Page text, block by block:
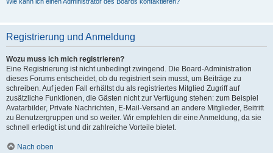
Registrierung und Anmeldung
Wozu muss ich mich registrieren?
Eine Registrierung ist nicht unbedingt zwingend. Die Board-Administration
dieses Forums entscheidet, ob du registriert sein musst, um Beiträge zu
schreiben. Auf jeden Fall erhältst du als registriertes Mitglied Zugriff auf
zusätzliche Funktionen, die Gästen nicht zur Verfügung stehen: zum Beispiel
Avatarbilder, Private Nachrichten, E-Mail-Versand an andere Mitglieder, Beitritt
zu Benutzergruppen und so weiter. Wir empfehlen dir eine Anmeldung, da sie
schnell erledigt ist und dir zahlreiche Vorteile bietet.
Nach oben